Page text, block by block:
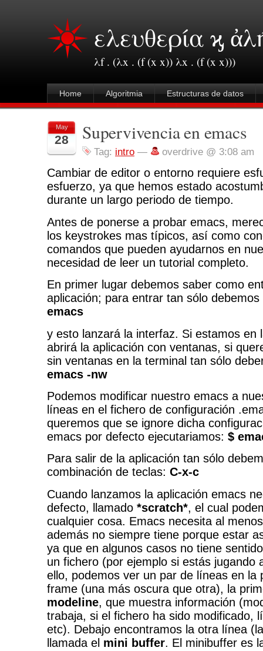
ελευθερία ϗ
λf . (λx . (f (x x)) λx . (f (x x)))
Home Algoritmia Estructuras de datos
May
28 Supervivencia en emacs
Tag: intro — overdrive @ 3:08 am
Cambiar de editor o entorno requiere
esfuerzo, ya que hemos estado
durante un largo periodo de tiempo.
Antes de ponerse a probar emacs,
los keystrokes mas típicos, así como
comandos que pueden ayudarnos en
necesidad de leer un tutorial completo.
En primer lugar debemos saber como
aplicación; para entrar tan sólo
emacs
y esto lanzará la interfaz. Si estamos en
abrirá la aplicación con ventanas, si
sin ventanas en la terminal tan sólo
emacs -nw
Podemos modificar nuestro emacs a
líneas en el fichero de configuración
queremos que se ignore dicha
emacs por defecto ejecutariamos: $
Para salir de la aplicación tan sólo
combinación de teclas: C-x-c
Cuando lanzamos la aplicación emacs
defecto, llamado *scratch*, el cual
cualquier cosa. Emacs necesita al
además no siempre tiene porque estar
ya que en algunos casos no tiene
un fichero (por ejemplo si estás jugando
ello, podemos ver un par de líneas en la
frame (una más oscura que otra), la
modeline, que muestra información
trabaja, si el fichero ha sido modificado,
etc). Debajo encontramos la otra línea
llamada el mini buffer. El minibuffer es